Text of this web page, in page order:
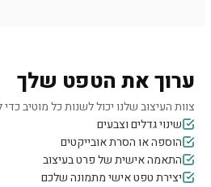
ערוך את הטפט שלך
צוות העיצוב שלנו יכול לשנות כל מוטיב כדי
שינוי גדלים וצבעים
הוספה או הסרת אובייקטים
התאמה אישית של פרט בעיצוב
יצירת טפט אישי מתמונה שלכם